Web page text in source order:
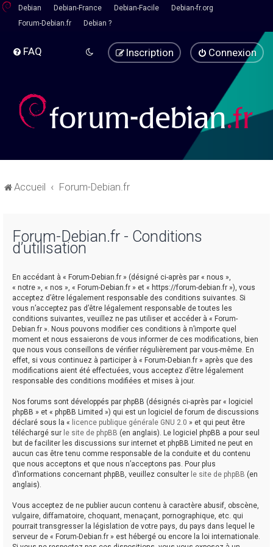
Debian Debian-France Debian-Facile
Debian-fr.org
Forum-Debian.fr
Debian ?
FAQ Connexion
Inscription
Accueil Forum-Debian.fr
Forum-Debian.fr - Conditions
d’utilisation
En accédant à « Forum-Debian.fr » (désigné ci-après par « nous »,
« notre », « nos », « Forum-Debian.fr » et « https://forum-debian.fr »), vous
acceptez d’être légalement responsable des conditions suivantes. Si
vous n’acceptez pas d’être légalement responsable de toutes les
conditions suivantes, veuillez ne pas utiliser et accéder à « Forum-
Debian.fr ». Nous pouvons modifier ces conditions à n’importe quel
moment et nous essaierons de vous informer de ces modifications, bien
que nous vous conseillons de vérifier régulièrement par vous-même. En
effet, si vous continuez à participer à « Forum-Debian.fr » après que des
modifications aient été effectuées, vous acceptez d’être légalement
responsable des conditions modifiées et mises à jour.
Nos forums sont développés par phpBB (désignés ci-après par « logiciel
phpBB » et « phpBB Limited ») qui est un logiciel de forum de discussions
déclaré sous la « licence publique générale GNU 2.0 » et qui peut être
téléchargé sur le site de phpBB (en anglais). Le logiciel phpBB a pour seul
but de faciliter les discussions sur internet et phpBB Limited ne peut en
aucun cas être tenu comme responsable de la conduite et du contenu
que nous acceptons et que nous n’acceptons pas. Pour plus
d’informations concernant phpBB, veuillez consulter le site de phpBB (en
anglais).
Vous acceptez de ne publier aucun contenu à caractère abusif, obscène,
vulgaire, diffamatoire, choquant, menaçant, pornographique, etc. qui
pourrait transgresser la législation de votre pays, du pays dans lequel le
serveur de « Forum-Debian.fr » est hébergé ou encore la loi internationale.